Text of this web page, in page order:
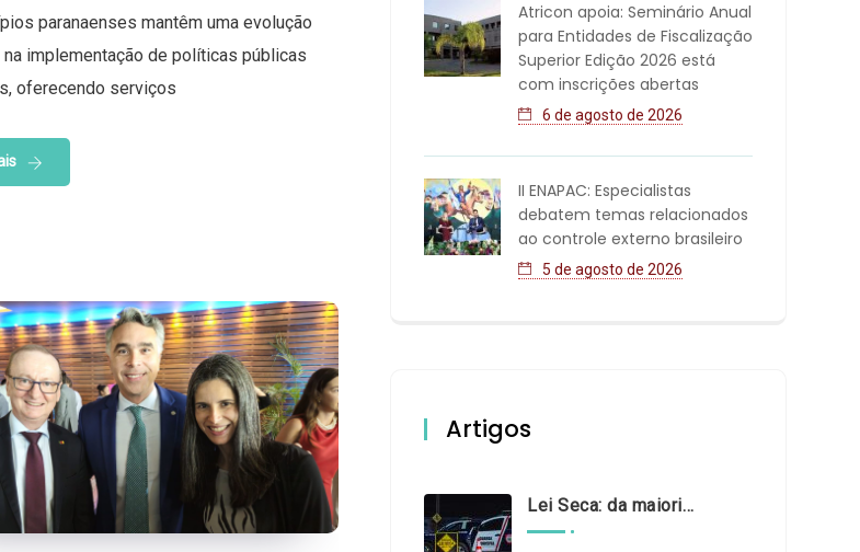
paranaenses mantêm uma evolução
implementação de políticas públicas
oferecendo serviços
Atricon apoia: Seminário Anual
para Entidades de Fiscalização
Superior Edição 2026 está
com inscrições abertas
6 de agosto de 2026
II ENAPAC: Especialistas
debatem temas relacionados
ao controle externo brasileiro
5 de agosto de 2026
Artigos
Lei Seca: da maioridade à maturidade